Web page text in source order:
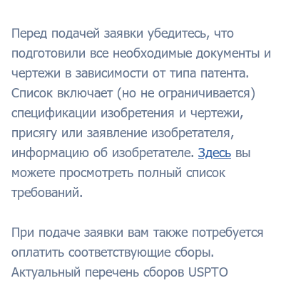
Перед подачей заявки убедитесь, что
подготовили все необходимые документы и
чертежи в зависимости от типа патента.
Список включает (но не ограничивается)
спецификации изобретения и чертежи,
присягу или заявление изобретателя,
информацию об изобретателе. Здесь вы
можете просмотреть полный список
требований.
При подаче заявки вам также потребуется
оплатить соответствующие сборы.
Актуальный перечень сборов USPTO